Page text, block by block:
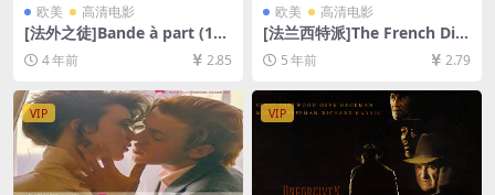
欧美 高清电影
[法外之徒]Bande à part (196
4)[百度网盘+迅雷云盘资源10
80P超清未删减][MP4/5.8GB]
4 年前 2.85
欧美 高清电影
[法兰西特派]The French Dis
patch (2021)[百度网盘+迅雷
云盘资源1080P超清未删减]
5 年前 2.79
VIP VIP